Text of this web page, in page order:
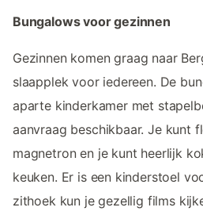
Bungalows voor gezinnen
Gezinnen komen graag naar
slaapplek voor iedereen. De
aparte kinderkamer met
aanvraag beschikbaar. Je kunt
magnetron en je kunt heerlijk
keuken. Er is een kinderstoel
zithoek kun je gezellig films